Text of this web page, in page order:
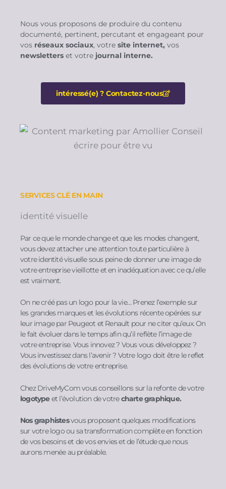
Nous vous proposons de produire du contenu
documenté, pertinent, percutant et engageant pour
vos réseaux sociaux, votre site internet, vos
newsletters et votre journal interne.
intéressé(e) ? Contactez-nous​
SERVICES CLÉ EN MAIN
identité visuelle
Par ce que le monde change et que les modes changent,
vous devez attacher une attention toute particulière à
votre identité visuelle sous peine de donner une image de
votre entreprise vieillotte et en inadéquation avec ce qu’elle
est vraiment.
On ne créé pas un logo pour la vie… Prenez l’exemple sur
les grandes marques et les évolutions récente opérées sur
leur image par Peugeot et Renault pour ne citer qu’eux. On
le fait évoluer dans le temps afin qu’il reflète l’image de
votre entreprise. Vous innovez ? Vous vous développez ?
Vous investissez dans l’avenir ? Votre logo doit être le reflet
des évolutions de votre entreprise.
Chez DriveMyCom vous conseillons sur la refonte de votre
logotypeet l’évolution de votrecharte graphique.
Nos graphistesvous proposent quelques modifications
sur votre logo ou sa transformation complète en fonction
de vos besoins et de vos envies et de l’étude que nous
aurons menée au préalable.